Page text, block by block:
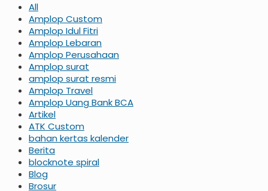
All
Amplop Custom
Amplop Idul Fitri
Amplop Lebaran
Amplop Perusahaan
Amplop surat
amplop surat resmi
Amplop Travel
Amplop Uang Bank BCA
Artikel
ATK Custom
bahan kertas kalender
Berita
blocknote spiral
Blog
Brosur